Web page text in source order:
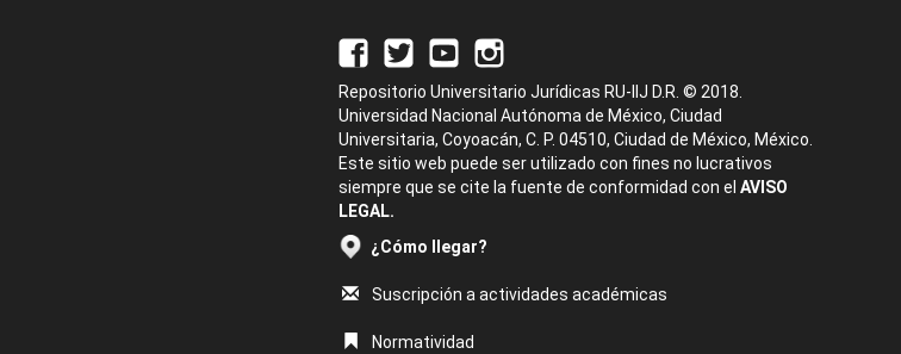
Repositorio Universitario Jurídicas RU-IIJ D.R. © 2018.
Universidad Nacional Autónoma de México, Ciudad
Universitaria, Coyoacán, C. P. 04510, Ciudad de México, México.
Este sitio web puede ser utilizado con fines no lucrativos
siempre que se cite la fuente de conformidad con el AVISO
LEGAL.
¿Cómo llegar?
Suscripción a actividades académicas
Normatividad